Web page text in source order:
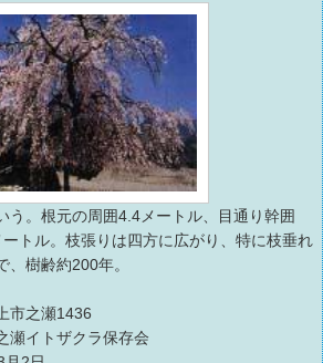
う。根元の周囲4.4メートル、目通り幹囲
トル。枝張りは四方に広がり、特に枝垂れ
、樹齢約200年。
市之瀬1436
瀬イトザクラ保存会